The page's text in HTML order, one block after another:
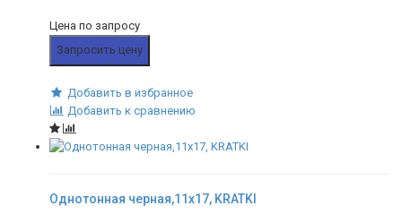
Цена по запросу
Запросить цену
Добавить в избранное
Добавить к сравнению
Однотонная черная,11x17, KRATKI